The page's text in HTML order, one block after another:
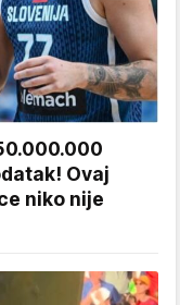
Ovaj
niko nije